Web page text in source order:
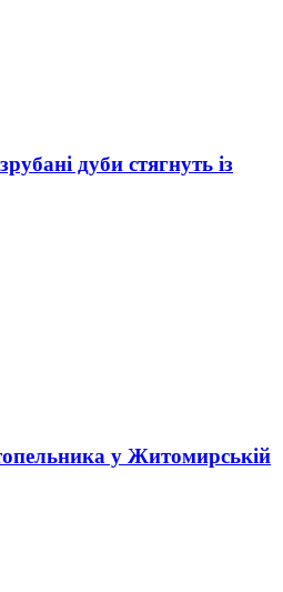
дуби стягнуть із
у Житомирській